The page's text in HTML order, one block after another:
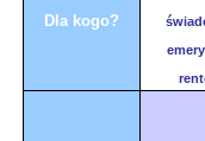
Dla kogo?